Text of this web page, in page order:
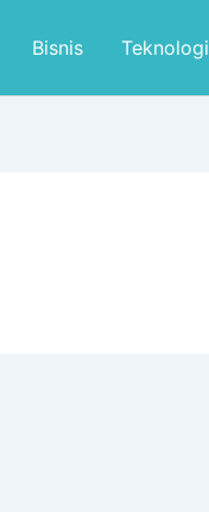
Bisnis Teknologi